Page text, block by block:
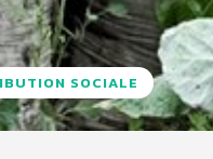
SOCIALE